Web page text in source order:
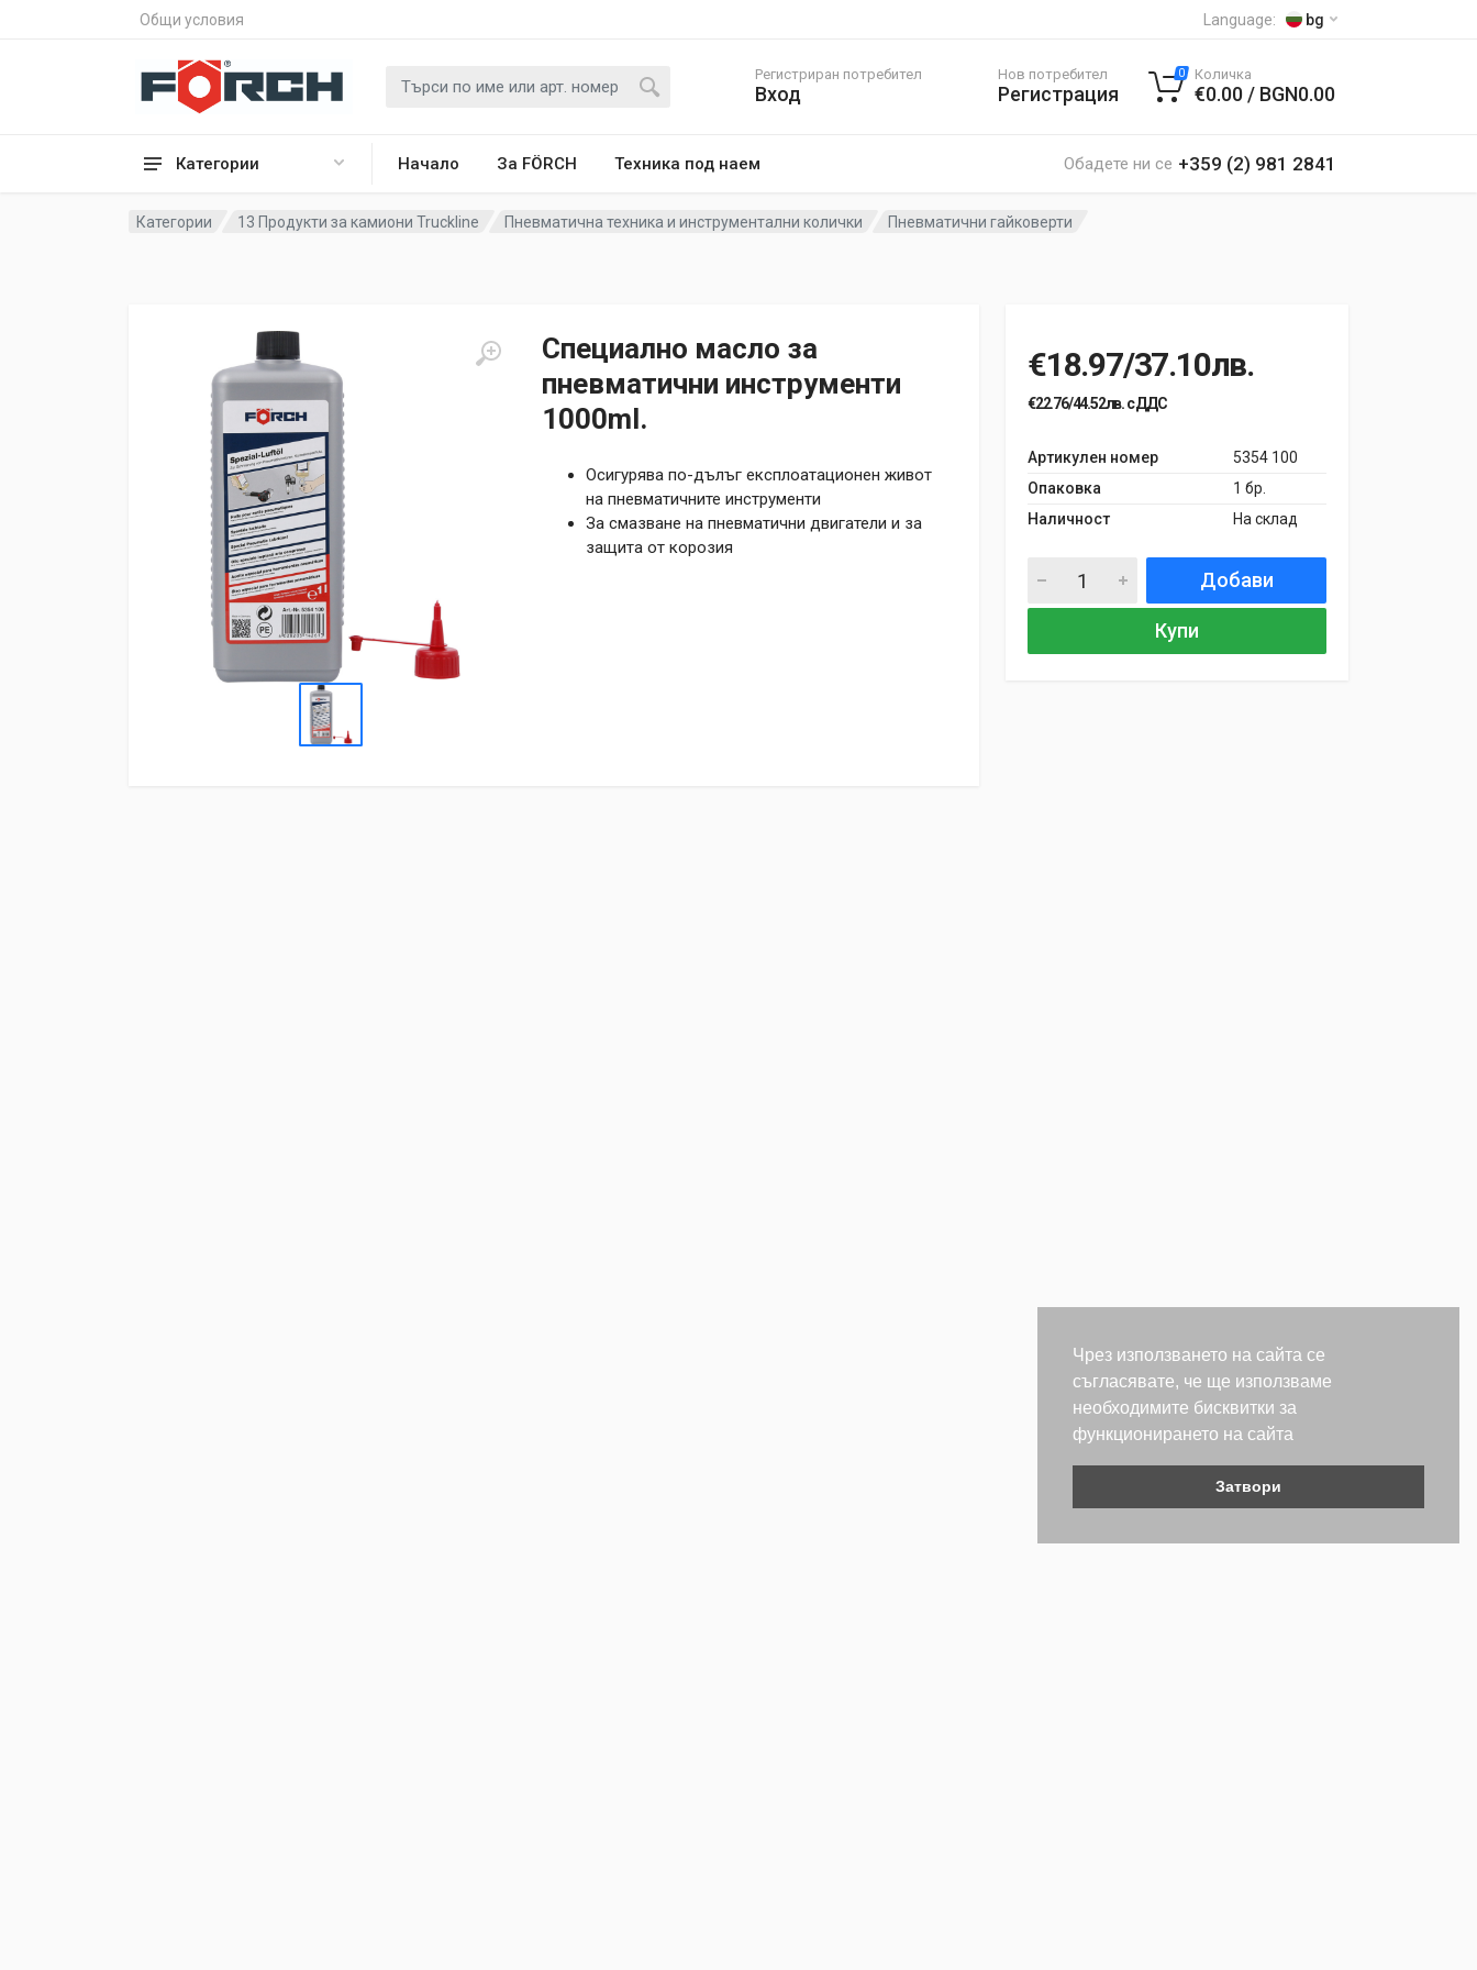
Чрез използването на сайта се
съгласявате, че ще използваме
необходимите бисквитки за
функционирането на сайта
Затвори
Общи условия Language: bg
Категории Начало За FÖRCH Техника под наем Обадете ни се +359 (2) 981 2841
Регистриран потребител
Вход
Нов потребител
Регистрация
0 Количка
€0.00 / BGN0.00
Категории 13 Продукти за камиони Truckline Пневматична техника и инструментални колички Пневматични гайковерти
Специално масло за
пневматични инструменти
1000ml.
Осигурява по-дълъг експлоатационен живот
на пневматичните инструменти
За смазване на пневматични двигатели и за
защита от корозия
€18.97/37.10лв.
€22.76/44.52лв. с ДДС
Артикулен номер
5354 100
Опаковка
1 бр.
Наличност
На склад
Добави
Купи